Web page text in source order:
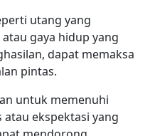
utang yang
gaya hidup yang
dapat memaksa
pintas.
untuk memenuhi
ekspektasi yang